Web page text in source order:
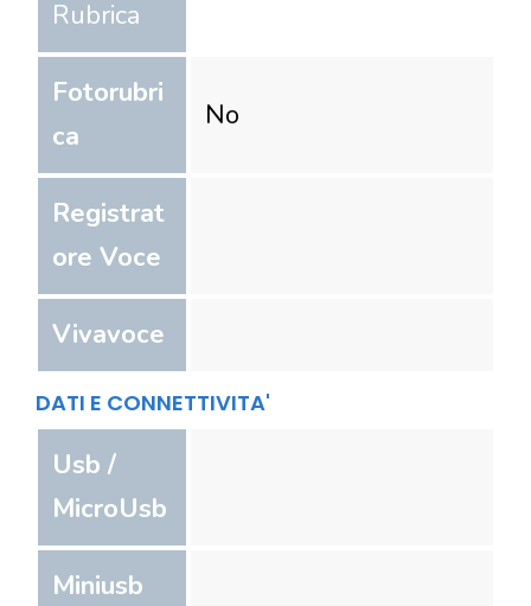
Rubrica
Fotorubri
ca
No
Registrat
ore Voce
Vivavoce
DATI E CONNETTIVITA'
Usb /
MicroUsb
Miniusb